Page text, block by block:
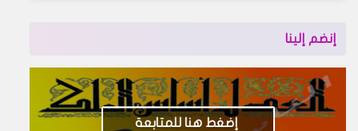
إنضم إلينا
إضغط هنا للمتابعة